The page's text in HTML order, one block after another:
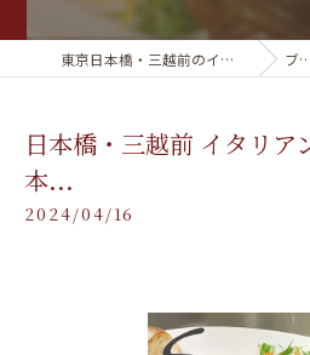
東京日本橋・三越前のイタリアンならTrattoria Suno ブログ
日本橋・三越前 イタリ
本...
2024/04/16